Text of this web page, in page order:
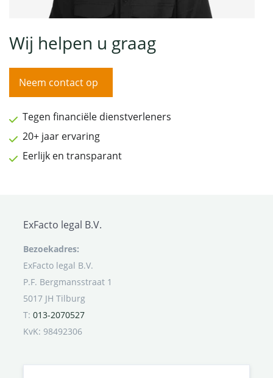
Wij helpen u graag
Neem contact op
Tegen financiële dienstverleners
20+ jaar ervaring
Eerlijk en transparant
ExFacto legal B.V.
Bezoekadres:
ExFacto legal B.V.
P.F. Bergmansstraat 1
5017 JH Tilburg
T: 013-2070527
KvK: 98492306